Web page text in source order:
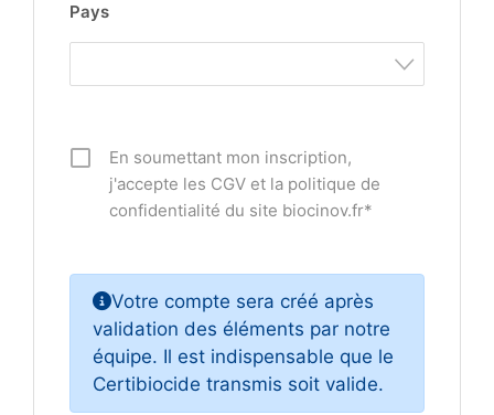
Pays
En soumettant mon inscription,
j'accepte les CGV et la politique de
confidentialité du site biocinov.fr*
Votre compte sera créé après
validation des éléments par notre
équipe. Il est indispensable que le
Certibiocide transmis soit valide.